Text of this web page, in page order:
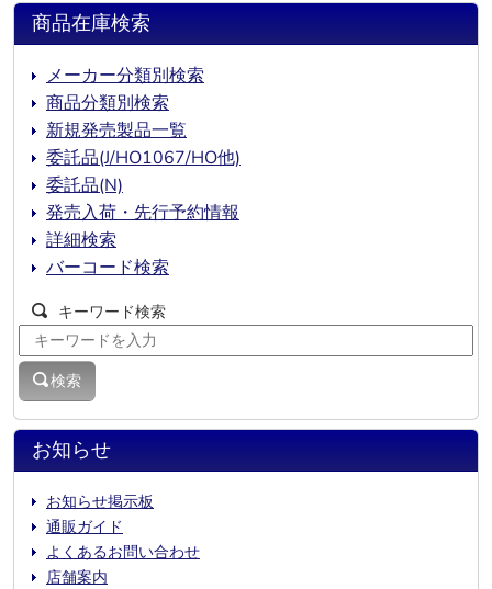
お知らせ
お知らせ掲示板
通販ガイド
よくあるお問い合わせ
店舗案内
商品在庫検索
メーカー分類別検索
商品分類別検索
新規発売製品一覧
委託品(J/HO1067/HO他)
委託品(N)
発売入荷・先行予約情報
詳細検索
バーコード検索
キーワード検索
検索